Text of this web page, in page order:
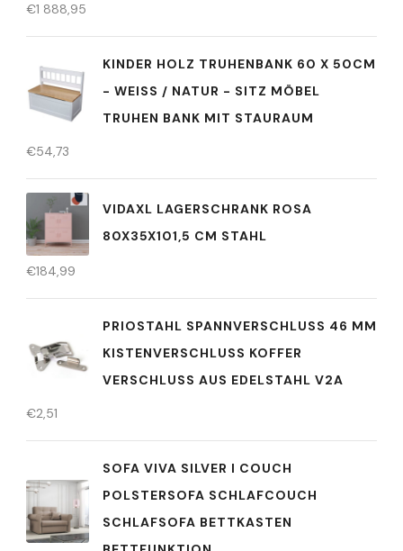
€1 888,95
KINDER HOLZ TRUHENBANK 60 X 50CM
- WEISS / NATUR - SITZ MÖBEL T
RUHEN BANK MIT STAURAUM
€54,73
VIDAXL LAGERSCHRANK ROSA
80X35X101,5 CM STAHL
€184,99
PRIOSTAHL SPANNVERSCHLUSS 46 MM
KISTENVERSCHLUSS KOFFER
VERSCHLUSS AUS EDELSTAHL V2A
€2,51
SOFA VIVA SILVER I COUCH
POLSTERSOFA SCHLAFCOUCH
SCHLAFSOFA BETTKASTEN